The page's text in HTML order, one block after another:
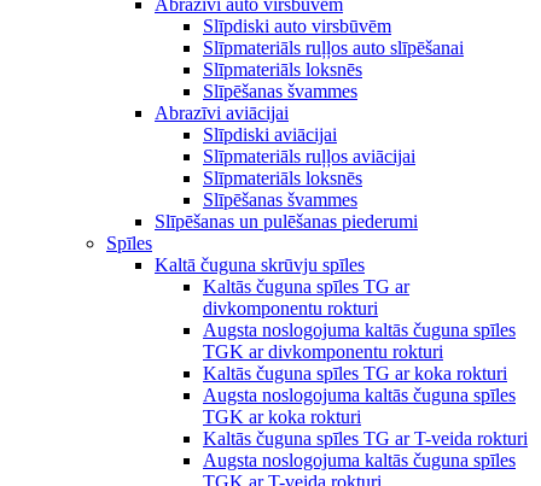
Abrazīvi auto virsbūvēm
Slīpdiski auto virsbūvēm
Slīpmateriāls ruļļos auto slīpēšanai
Slīpmateriāls loksnēs
Slīpēšanas švammes
Abrazīvi aviācijai
Slīpdiski aviācijai
Slīpmateriāls ruļļos aviācijai
Slīpmateriāls loksnēs
Slīpēšanas švammes
Slīpēšanas un pulēšanas piederumi
Spīles
Kaltā čuguna skrūvju spīles
Kaltās čuguna spīles TG ar
divkomponentu rokturi
Augsta noslogojuma kaltās čuguna spīles
TGK ar divkomponentu rokturi
Kaltās čuguna spīles TG ar koka rokturi
Augsta noslogojuma kaltās čuguna spīles
TGK ar koka rokturi
Kaltās čuguna spīles TG ar T-veida rokturi
Augsta noslogojuma kaltās čuguna spīles
TGK ar T-veida rokturi